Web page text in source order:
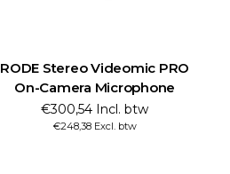
RODE Stereo Videomic PRO
On-Camera Microphone
€300,54 Incl. btw
€248,38 Excl. btw